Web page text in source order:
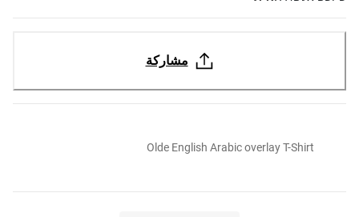
مشاركة
Olde English Arabic overlay T-Shirt